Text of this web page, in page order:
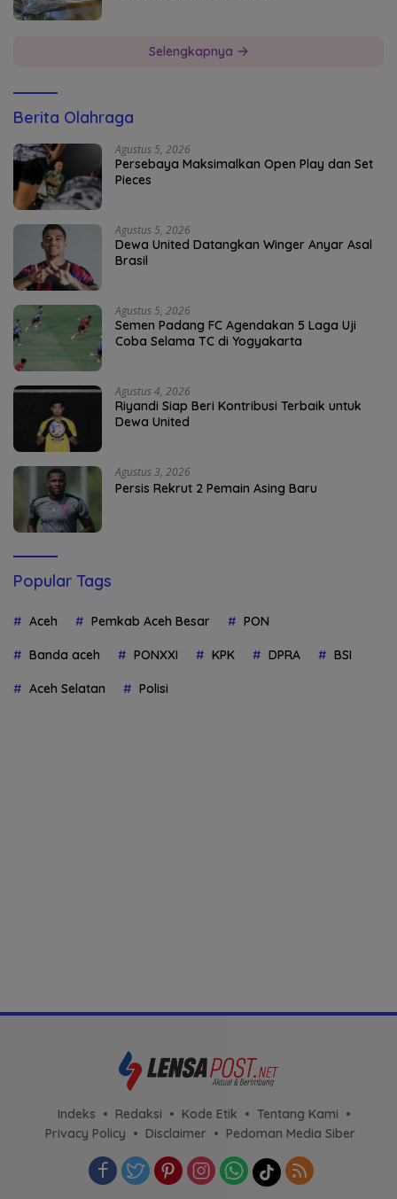
Selengkapnya
Berita Olahraga
Agustus 5, 2026
Persebaya Maksimalkan Open Play dan Set
Pieces
Agustus 5, 2026
Dewa United Datangkan Winger Anyar Asal
Brasil
Agustus 5, 2026
Semen Padang FC Agendakan 5 Laga Uji
Coba Selama TC di Yogyakarta
Agustus 4, 2026
Riyandi Siap Beri Kontribusi Terbaik untuk
Dewa United
Agustus 3, 2026
Persis Rekrut 2 Pemain Asing Baru
Popular Tags
Aceh Pemkab Aceh Besar PON
Banda aceh PONXXI KPK DPRA BSI
Aceh Selatan Polisi
Indeks Redaksi Kode Etik
Tentang Kami
Privacy Policy
Disclaimer Pedoman Media Siber